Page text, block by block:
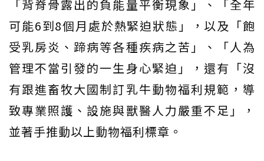
「背脊骨露出的負能量平衡現象」、「全年
可能6到8個月處於熱緊迫狀態」，以及「飽
受乳房炎、蹄病等各種疾病之苦」、「人為
管理不當引發的一生身心緊迫」，還有「沒
有跟進畜牧大國制訂乳牛動物福利規範，導
致專業照護、設施與獸醫人力嚴重不足」，
並著手推動以上動物福利標章。